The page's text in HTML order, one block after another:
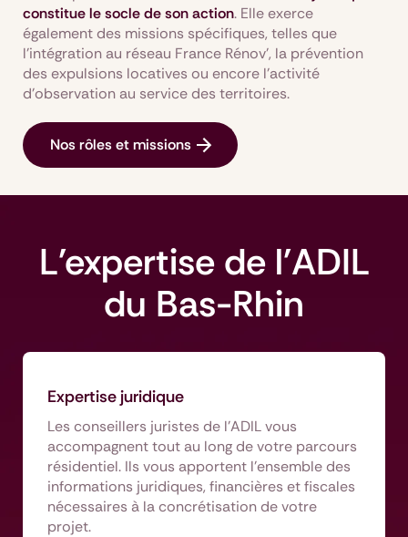
constitue le socle de son action. Elle exerce
également des missions spécifiques, telles que
l’intégration au réseau France Rénov’, la prévention
des expulsions locatives ou encore l’activité
d’observation au service des territoires.
Nos rôles et missions
L'expertise de l'ADIL
du Bas-Rhin
Expertise juridique
Les conseillers juristes de l’ADIL vous
accompagnent tout au long de votre parcours
résidentiel. Ils vous apportent l’ensemble des
informations juridiques, financières et fiscales
nécessaires à la concrétisation de votre
projet.